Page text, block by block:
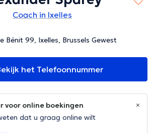
Coach in Ixelles
Bénit 99, Ixelles, Brussels Gewest
het Telefoonnummer
voor online boekingen
dat u graag online wilt